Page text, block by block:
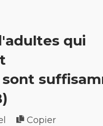
qui
Copier